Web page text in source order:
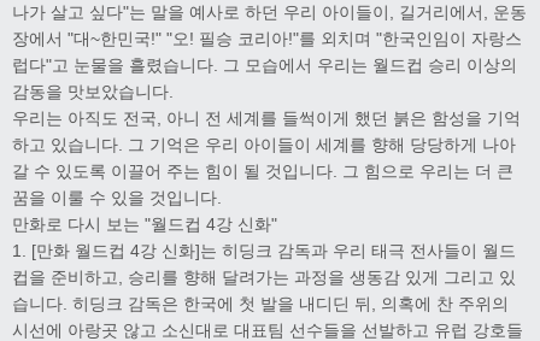
나가 살고 싶다"는 말을 예사로 하던 우리 아이들이, 길거리에서, 운동
장에서 "대~한민국!" "오! 필승 코리아!"를 외치며 "한국인임이 자랑스
럽다"고 눈물을 흘렸습니다. 그 모습에서 우리는 월드컵 승리 이상의
감동을 맛보았습니다.
우리는 아직도 전국, 아니 전 세계를 들썩이게 했던 붉은 함성을 기억
하고 있습니다. 그 기억은 우리 아이들이 세계를 향해 당당하게 나아
갈 수 있도록 이끌어 주는 힘이 될 것입니다. 그 힘으로 우리는 더 큰
꿈을 이룰 수 있을 것입니다.
만화로 다시 보는 "월드컵 4강 신화"
1. [만화 월드컵 4강 신화]는 히딩크 감독과 우리 태극 전사들이 월드
컵을 준비하고, 승리를 향해 달려가는 과정을 생동감 있게 그리고 있
습니다. 히딩크 감독은 한국에 첫 발을 내디딘 뒤, 의혹에 찬 주위의
시선에 아랑곳 않고 소신대로 대표팀 선수들을 선발하고 유럽 강호들